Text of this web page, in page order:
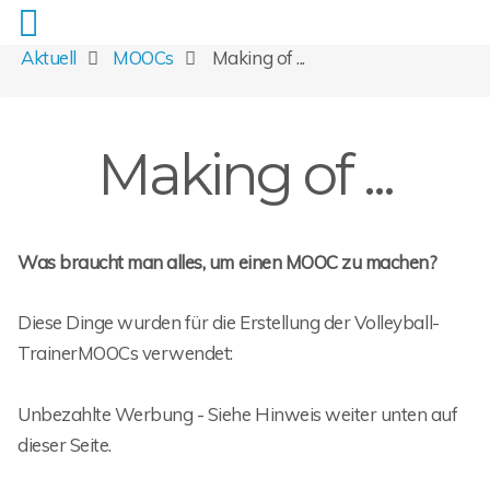
Aktuell MOOCs Making of ...
Making of ...
Was braucht man alles, um einen MOOC zu machen?
Diese Dinge wurden für die Erstellung der Volleyball-
TrainerMOOCs verwendet:
Unbezahlte Werbung - Siehe Hinweis weiter unten auf
dieser Seite.